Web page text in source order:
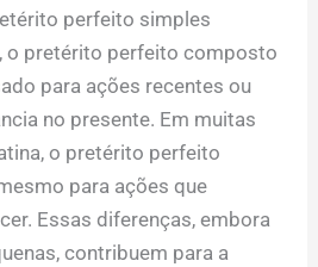
perfeito simples
o pretérito perfeito composto
para ações recentes ou
no presente. Em muitas
o pretérito perfeito
para ações que
Essas diferenças, embora
contribuem para a